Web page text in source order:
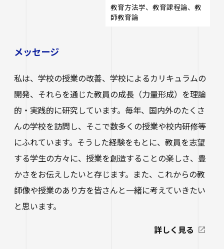
四天王寺大学の取り組み
学校法人四天王寺学園 中長期計画
大学へのご寄付について
キャンパス・施設紹介
キャンパスマップ・施設紹介
大学施設の貸出について
人文社会学部（2023年度以前入学生）
社会学部人間福祉学科（2026年度以前入学
経営学部（2026年度以前入学生）
大学院
短期大学部
Webシラバス科目一覧
クラス担任制
学生サポートフロア
障害学生支援
保健センター
学生相談室
性の多様性についての基本方針
ハラスメントに関する相談
生活支援
あべのハルカスサテライトキャンパス
キャリア教育
免許・資格
卒業生紹介
進路状況
卒業生及び就職先アンケートについて
卒業生の就職支援について
数理・データサイエンス・AI教育プログラム
仏教文化研究所
研究
公正な研究活動の推進
外部研究費（科研費等）
学内研究費
研究倫理審査
社会連携
キャンパスで国際交流
留学希望者向け情報
奨学金
海外派遣の安全対策
四天王寺東高等学校／中学校
四天王寺小学校
四天王寺大学同窓会
ハルカス大学
卒業生の方
企業・一般の方
ご寄付をお考えの方へ
教職員サイト
学生ポータルサイト
各種証明書の申請
メッセージ
私は、学校の授業の改善、学校によるカリキュラムの
開発、それらを通じた教員の成長（力量形成）を理論
的・実践的に研究しています。毎年、国内外のたくさ
んの学校を訪問し、そこで数多くの授業や校内研修等
にふれています。そうした経験をもとに、教員を志望
する学生の方々に、授業を創造することの楽しさ、豊
かさをお伝えしたいと存じます。また、これからの教
師像や授業のあり方を皆さんと一緒に考えていきたい
と思います。
詳しく見る
教育方法学、教育課程論、教
師教育論